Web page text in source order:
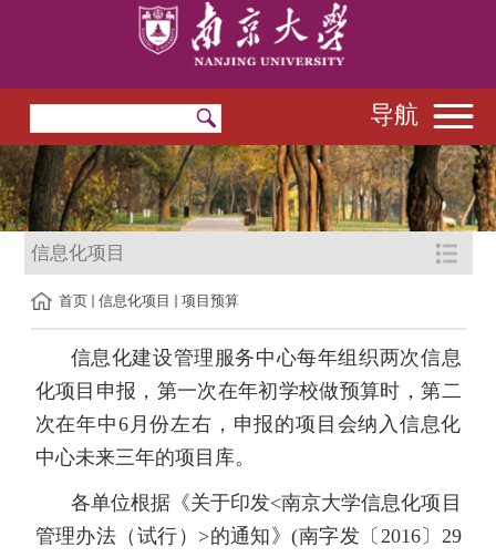
导航
信息化项目
首页 信息化项目 项目预算
信息化建设管理服务中心每年组织两次信息
化项目申报，第一次在年初学校做预算时，第二
次在年中6月份左右，申报的项目会纳入信息化
中心未来三年的项目库。
各单位根据《关于印发<南京大学信息化项目
管理办法（试行）>的通知》(南字发〔2016〕29